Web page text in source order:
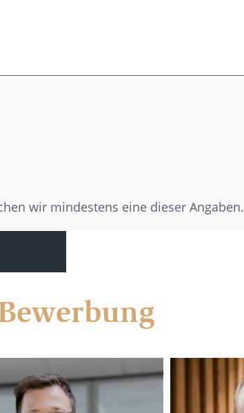
wir mindestens eine dieser Angaben.